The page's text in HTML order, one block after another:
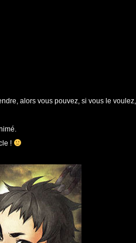
alors vous pouvez, si vous le voulez,
!